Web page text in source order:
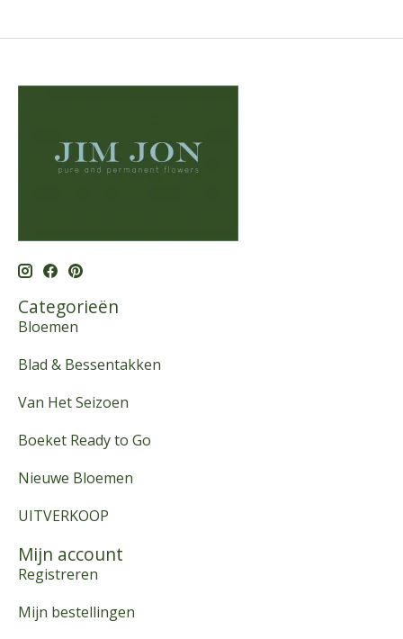
Categorieën
Bloemen
Blad & Bessentakken
Van Het Seizoen
Boeket Ready to Go
Nieuwe Bloemen
UITVERKOOP
Mijn account
Registreren
Mijn bestellingen